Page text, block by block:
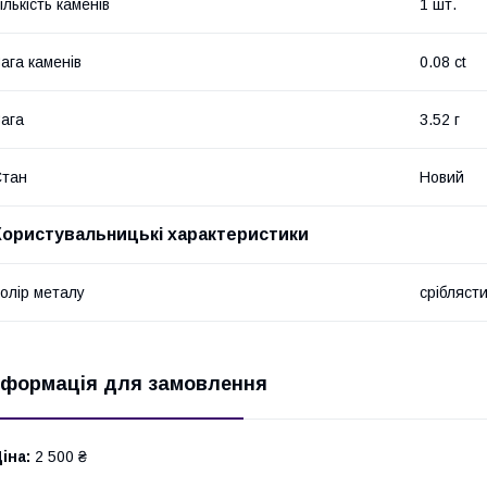
каменів 1 шт.
каменів 0.08 ct
3.52 г
Новий
характеристики
металу
для замовлення
2 500 ₴